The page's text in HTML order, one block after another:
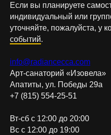
Если вы планируете
индивидуальный или
уточняйте, пожалуйста, у
событий.
info@radiancecca.com
Арт-санаторий «Изовела»
Апатиты, ул. Победы 29а
+7 (815) 554-25-51
Вт-сб с 12:00 до 20:00
Вс с 12:00 до 19:00